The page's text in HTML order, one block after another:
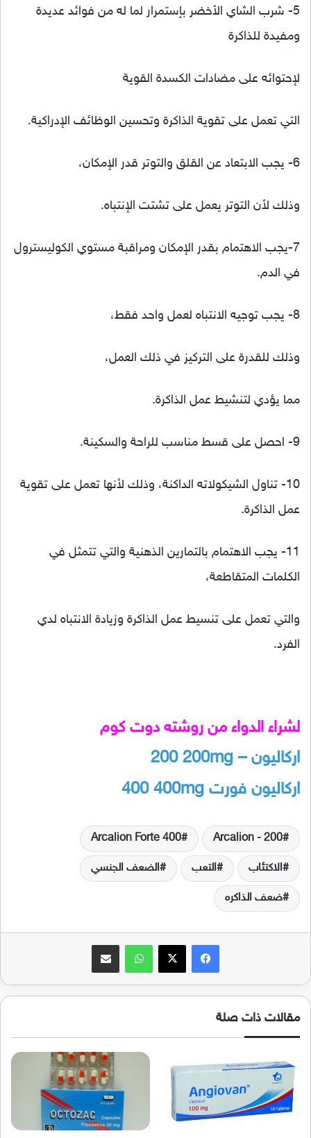
5- شرب الشاي الأخضر بإستمرار لما له من فوائد عديدة
ومفيدة للذاكرة
لإحتوائه على مضادات الكسدة القوية
التي تعمل على تقوية الذاكرة وتحسين الوظائف الإدراكية.
6- يجب الابتعاد عن القلق والتوتر قدر الإمكان،
وذلك لأن التوتر يعمل على تشتت الإنتباه.
7-يجب الاهتمام بقدر الإمكان ومراقبة مستوي الكوليسترول
في الدم.
8- يجب توجيه الانتباه لعمل واحد فقط،
وذلك للقدرة على التركيز في ذلك العمل،
مما يؤدي لتنشيط عمل الذاكرة.
9- احصل على قسط مناسب للراحة والسكينة.
10- تناول الشيكولاته الداكنة، وذلك لأنها تعمل على تقوية
عمل الذاكرة.
11- يجب الاهتمام بالتمارين الذهنية والتي تتمثل في
الكلمات المتقاطعة،
والتي تعمل على تنسيط عمل الذاكرة وزيادة الانتباه لدي
الفرد.
لشراء الدواء من روشته دوت كوم
اركاليون – 200 200mg
اركاليون فورت 400 400mg
Arcalion - 200
Arcalion Forte 400
الاكتئاب التعب الضعف الجنسي
ضعف الذاكره
فيسبوك واتساب
مقالات ذات صلة